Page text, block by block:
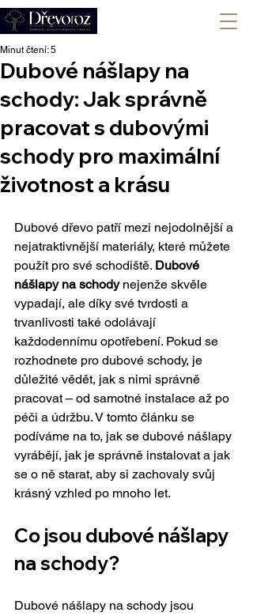
Dubové nášlapy na
schody: Jak správně
pracovat s dubovými
schody pro maximální
životnost a krásu
Minut čtení: 5
Dubové dřevo patří mezi nejodolnější a
nejatraktivnější materiály, které můžete
použít pro své schodiště. Dubové
nášlapy na schody nejenže skvěle
vypadají, ale díky své tvrdosti a
trvanlivosti také odolávají
každodennímu opotřebení. Pokud se
rozhodnete pro dubové schody, je
důležité vědět, jak s nimi správně
pracovat – od samotné instalace až po
péči a údržbu. V tomto článku se
podíváme na to, jak se dubové nášlapy
vyrábějí, jak je správně instalovat a jak
se o ně starat, aby si zachovaly svůj
krásný vzhled po mnoho let.
Co jsou dubové nášlapy
na schody?
Dubové nášlapy na schody jsou